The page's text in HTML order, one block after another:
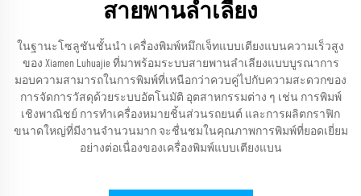
สายพานลำเลียง
ในฐานะโซลูชันชั้นนำ เครื่องพิมพ์หมึกเจ็ทแบบเตียงแบนความเร็วสูง
ของ Xiamen Luhuajie ที่มาพร้อมระบบสายพานลำเลียงแบบบูรณาการ
มอบความสามารถในการพิมพ์ที่เหนือกว่าควบคู่ไปกับความสะดวกของ
การจัดการวัสดุด้วยระบบอัตโนมัติ อุตสาหกรรมต่าง ๆ เช่น การพิมพ์
เชิงพาณิชย์ การทำเครื่องหมายชิ้นส่วนรถยนต์ และการผลิตกราฟิก
ขนาดใหญ่ที่มีงานจำนวนมาก จะชื่นชมในคุณภาพการพิมพ์ที่ยอดเยี่ยม
อย่างต่อเนื่องของเครื่องพิมพ์แบบเตียงแบน